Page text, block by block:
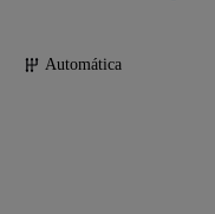
Automática